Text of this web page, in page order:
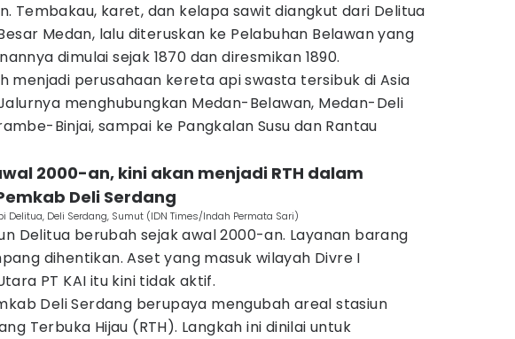
Tembakau, karet, dan kelapa sawit diangkut dari Delitua
Medan, lalu diteruskan ke Pelabuhan Belawan yang
dimulai sejak 1870 dan diresmikan 1890.
menjadi perusahaan kereta api swasta tersibuk di Asia
menghubungkan Medan-Belawan, Medan-Deli
Binjai, sampai ke Pangkalan Susu dan Rantau
2000-an, kini akan menjadi RTH dalam
Deli Serdang
Delitua, Deli Serdang, Sumut (IDN Times/Indah Permata Sari)
Delitua berubah sejak awal 2000-an. Layanan barang
dihentikan. Aset yang masuk wilayah Divre I
PT KAI itu kini tidak aktif.
Deli Serdang berupaya mengubah areal stasiun
Terbuka Hijau (RTH). Langkah ini dinilai untuk